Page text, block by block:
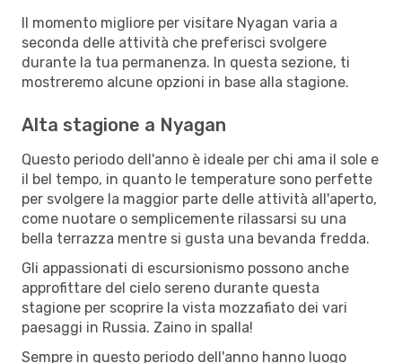
Il momento migliore per visitare Nyagan varia a
seconda delle attività che preferisci svolgere
durante la tua permanenza. In questa sezione, ti
mostreremo alcune opzioni in base alla stagione.
Alta stagione a Nyagan
Questo periodo dell'anno è ideale per chi ama il sole e
il bel tempo, in quanto le temperature sono perfette
per svolgere la maggior parte delle attività all'aperto,
come nuotare o semplicemente rilassarsi su una
bella terrazza mentre si gusta una bevanda fredda.
Gli appassionati di escursionismo possono anche
approfittare del cielo sereno durante questa
stagione per scoprire la vista mozzafiato dei vari
paesaggi in Russia. Zaino in spalla!
Sempre in questo periodo dell'anno hanno luogo